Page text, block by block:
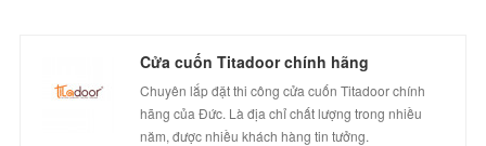
Cửa cuốn Titadoor chính hãng
Chuyên lắp đặt thi công cửa cuốn Titadoor chính
hãng của Đức. Là địa chỉ chất lượng trong nhiều
năm, được nhiều khách hàng tin tưởng.